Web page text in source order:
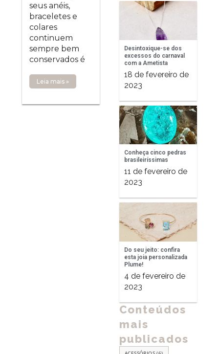
seus anéis,
braceletes e
colares
continuem
sempre bem
conservados é
Leia mais »
Desintoxique-se dos
excessos do carnaval
com a Ametista
18 de fevereiro de
2023
Conheça cinco pedras
brasileiríssimas
11 de fevereiro de
2023
Do seu jeito: confira
esta joia personalizada
Plume!
4 de fevereiro de
2023
Conteúdos
mais
publicados